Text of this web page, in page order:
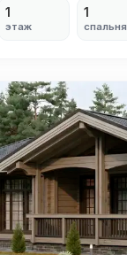
1
этаж
1
спальня